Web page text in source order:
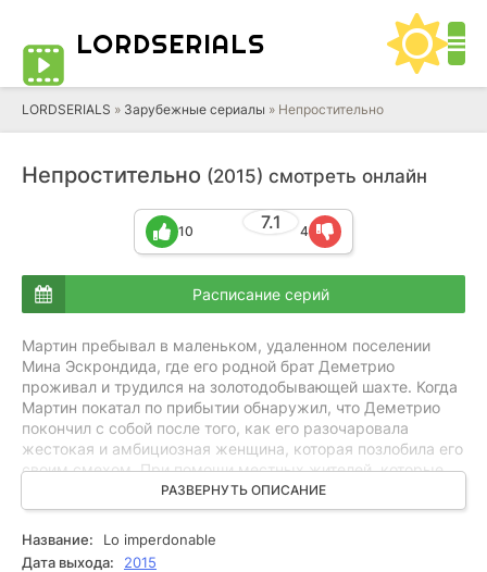
LORDSERIALS
LORDSERIALS » Зарубежные сериалы » Непростительно
Непростительно (2015) смотреть онлайн
7.1
10 4
Расписание серий
Мартин пребывал в маленьком, удаленном поселении
Мина Эскрондида, где его родной брат Деметрио
проживал и трудился на золотодобывающей шахте. Когда
Мартин покатал по прибытии обнаружил, что Деметрио
покончил с собой после того, как его разочаровала
жестокая и амбициозная женщина, которая позлобила его
своим смехом. При помощи местных жителей, которые
изначально относились к Мартину враждебно, но затем
стали его друзьями, Мартин сумел собрать все улики,
которые пролили свет на трагедию, случившуюся с
РАЗВЕРНУТЬ ОПИСАНИЕ
Название:
Lo imperdonable
Дата выхода:
2015